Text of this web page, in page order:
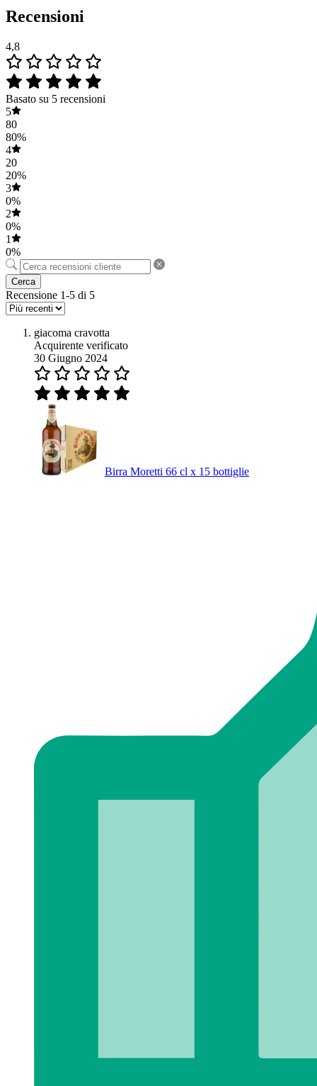
Recensioni
4,8
Basato su 5 recensioni
5
80
80%
4
20
20%
3
0%
2
0%
1
0%
Cerca
Recensione 1-5 di 5
giacoma cravotta
Acquirente verificato
30 Giugno 2024
Birra Moretti 66 cl x 15 bottiglie